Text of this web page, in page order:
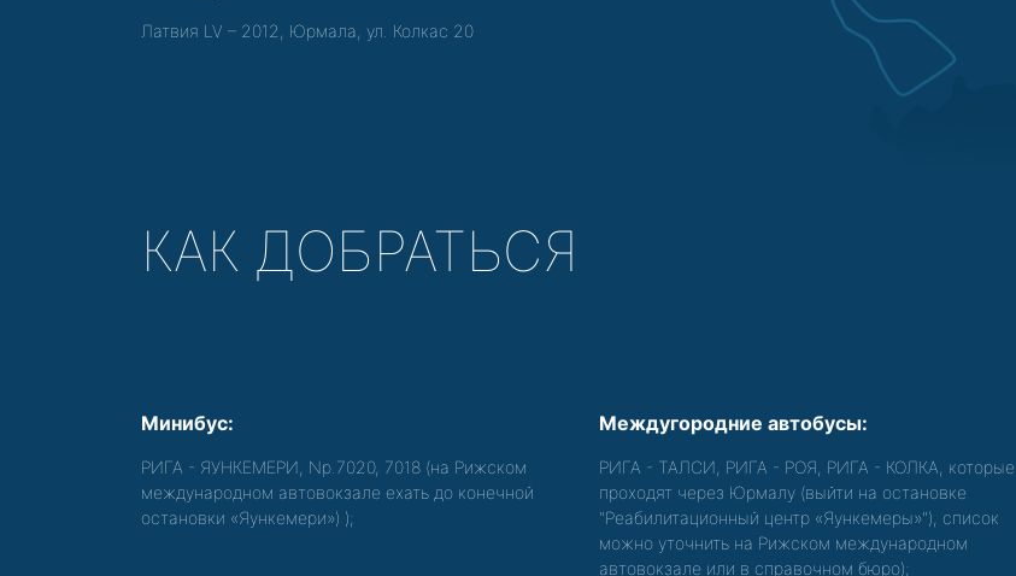
Латвия LV – 2012, Юрмала, ул. Колкас 20
КАК ДОБРАТЬСЯ
Минибус:
РИГА - ЯУНКЕМЕРИ, Nр.7020, 7018 (на Рижском
международном автовокзале ехать до конечной
остановки «Яункемери») );
Междугородние автобусы:
РИГА - ТАЛСИ, РИГА - РОЯ, РИГА - КОЛКА, которые
проходят через Юрмалу (выйти на остановке
"Реабилитационный центр «Яункемеры»"), список
можно уточнить на Рижском международном
автовокзале или в справочном бюро);